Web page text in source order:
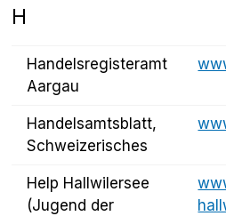
H
Handelsregisteramt
Aargau
Handelsamtsblatt,
Schweizerisches
Help Hallwilersee
(Jugend der